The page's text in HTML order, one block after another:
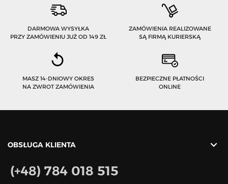
DARMOWA WYSYŁKA
PRZY ZAMÓWIENIU JUŻ OD 149 ZŁ
ZAMÓWIENIA REALIZOWANE
SĄ FIRMĄ KURIERSKĄ
MASZ 14-DNIOWY OKRES
NA ZWROT ZAMÓWIENIA
BEZPIECZNE PŁATNOŚCI
ONLINE
OBSŁUGA KLIENTA 
(+48) 784 018 515